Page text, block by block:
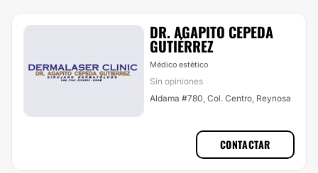
DR. AGAPITO CEPEDA
GUTIÉRREZ
Médico estético
Sin opiniones
Aldama #780, Col. Centro, Reynosa
CONTACTAR